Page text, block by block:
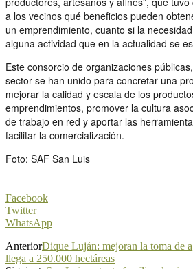
a los vecinos qué beneficios pueden
un emprendimiento, cuanto si la
alguna actividad que en la actualidad se
Este consorcio de organizaciones
sector se han unido para concretar una
mejorar la calidad y escala de los
emprendimientos, promover la cultura
de trabajo en red y aportar las
facilitar la comercialización.
Foto: SAF San Luis
Facebook
Twitter
WhatsApp
AnteriorDique Luján: mejoran la toma de
llega a 250.000 hectáreas